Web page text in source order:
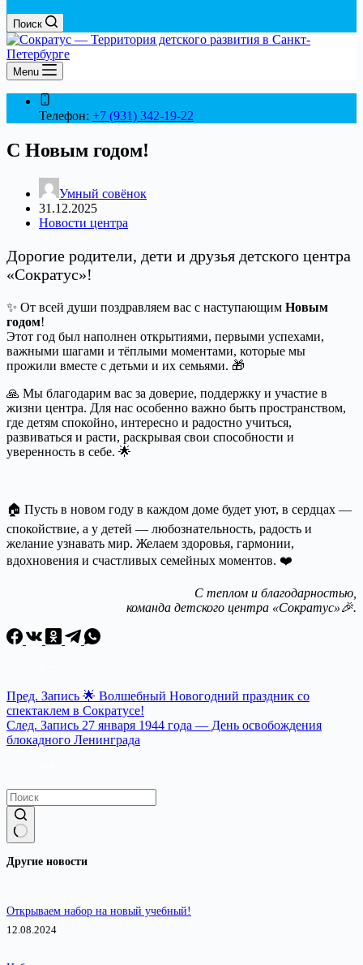
Поиск
Menu
Телефон: +7 (931) 342-19-22
С Новым годом!
Умный совёнок
31.12.2025
Новости центра
Дорогие родители, дети и друзья детского центра
«Сократус»!
✨ От всей души поздравляем вас с наступающим Новым
годом!
Этот год был наполнен открытиями, первыми успехами,
важными шагами и тёплыми моментами, которые мы
прожили вместе с детьми и их семьями. 🎁
🙏 Мы благодарим вас за доверие, поддержку и участие в
жизни центра. Для нас особенно важно быть пространством,
где детям спокойно, интересно и радостно учиться,
развиваться и расти, раскрывая свои способности и
уверенность в себе. 🌟
🏠 Пусть в новом году в каждом доме будет уют, в сердцах —
спокойствие, а у детей — любознательность, радость и
желание узнавать мир. Желаем здоровья, гармонии,
вдохновения и счастливых семейных моментов. ❤️
С теплом и благодарностью,
команда детского центра «Сократус»🎉.
Пред. Запись 🌟 Волшебный Новогодний праздник со
спектаклем в Сократусе!
След. Запись 27 января 1944 года — День освобождения
блокадного Ленинграда
не
Другие новости
Открываем набор на новый учебный!
12.08.2024